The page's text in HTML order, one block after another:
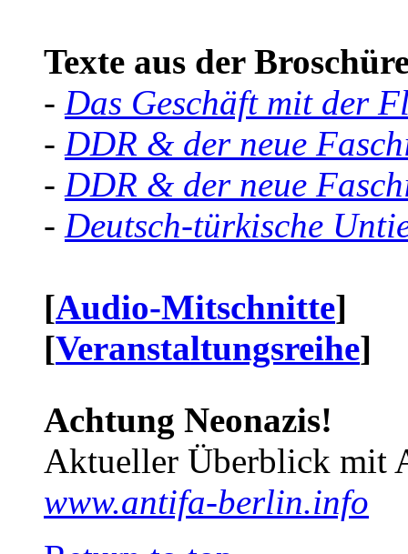
Texte aus der
- Das Geschäft mit der
- DDR & der neue
- DDR & der neue
- Deutsch-türkische
[Audio-Mitschnitte]
[Veranstaltungsreihe]
Achtung Neonazis!
Aktueller Überblick mit
www.antifa-berlin.info